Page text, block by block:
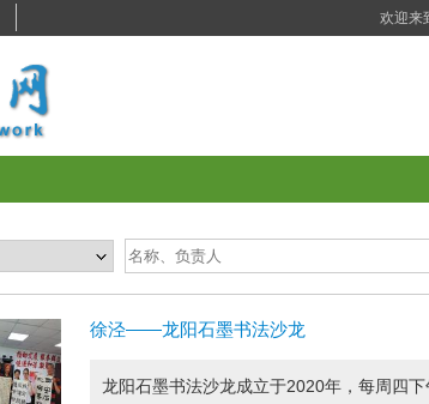
欢迎来
徐泾——龙阳石墨书法沙龙
龙阳石墨书法沙龙成立于2020年，每周四